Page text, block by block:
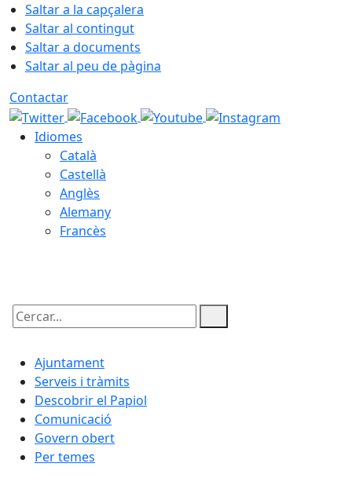
Saltar a la capçalera
Saltar al contingut
Saltar a documents
Saltar al peu de pàgina
Contactar
Idiomes
Català
Castellà
Anglès
Alemany
Francès
Cercar:
Ajuntament
Serveis i tràmits
Descobrir el Papiol
Comunicació
Govern obert
Per temes